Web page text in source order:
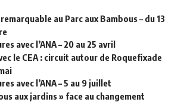
au Parc aux Bambous – du 13
avec l’ANA – 20 au 25 avril
le CEA : circuit autour de Roquefixade
avec l’ANA – 5 au 9 juillet
aux jardins » face au changement